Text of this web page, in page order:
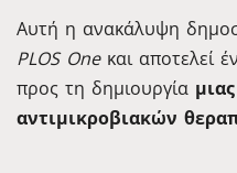
Αυτή η ανακάλυψη
PLOS Oneκαι αποτελεί
προς τη δημιουργία
αντιμικροβιακών